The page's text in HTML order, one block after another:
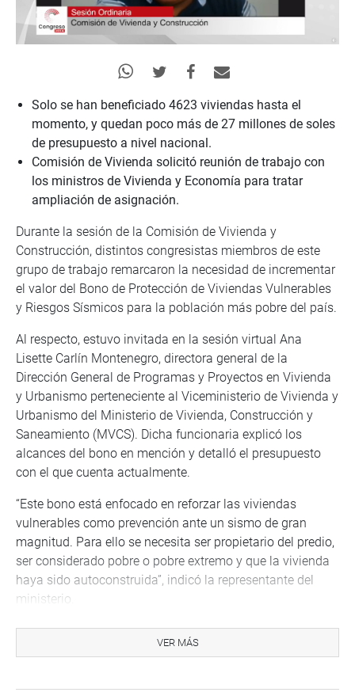
Solo se han beneficiado 4623 viviendas hasta el
momento, y quedan poco más de 27 millones de soles
de presupuesto a nivel nacional.
Comisión de Vivienda solicitó reunión de trabajo con
los ministros de Vivienda y Economía para tratar
ampliación de asignación.
Durante la sesión de la Comisión de Vivienda y
Construcción, distintos congresistas miembros de este
grupo de trabajo remarcaron la necesidad de incrementar
el valor del Bono de Protección de Viviendas Vulnerables
y Riesgos Sísmicos para la población más pobre del país.
Al respecto, estuvo invitada en la sesión virtual Ana
Lisette Carlín Montenegro, directora general de la
Dirección General de Programas y Proyectos en Vivienda
y Urbanismo perteneciente al Viceministerio de Vivienda y
Urbanismo del Ministerio de Vivienda, Construcción y
Saneamiento (MVCS). Dicha funcionaria explicó los
alcances del bono en mención y detalló el presupuesto
con el que cuenta actualmente.
“Este bono está enfocado en reforzar las viviendas
vulnerables como prevención ante un sismo de gran
magnitud. Para ello se necesita ser propietario del predio,
ser considerado pobre o pobre extremo y que la vivienda
haya sido autoconstruida”, indicó la representante del
ministerio.
Al respecto, informó que dicho bono se inició con un
presupuesto único de 100 millones de soles, de los cuales
quedan 27 004 500.00 soles por gastar en estos
VER MÁS